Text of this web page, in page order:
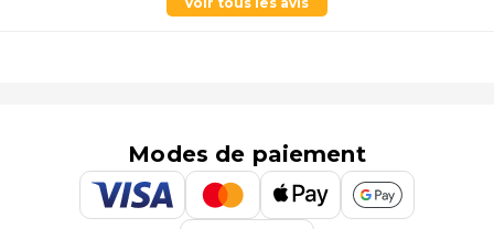
Modes de paiement